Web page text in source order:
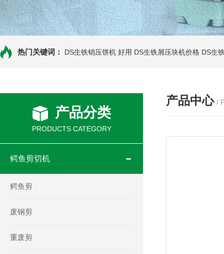
热门关键词： DS生铁销压饼机 好用 DS生铁屑压块机价格 DS生
产品分类
PRODUCTS CATEGORY
鳄鱼剪切机
鳄鱼剪
废钢剪
重废剪
产品中心 /